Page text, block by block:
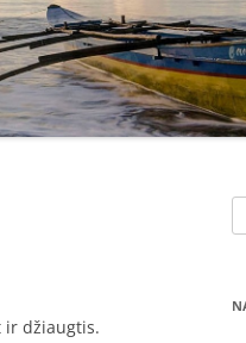
ir džiaugtis.